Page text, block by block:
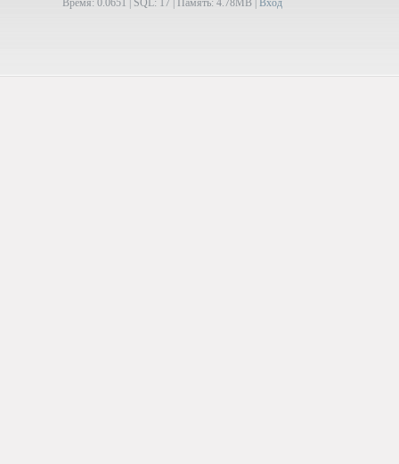
Время: 0.0651 | SQL: 17 | Память: 4.78MB Вход